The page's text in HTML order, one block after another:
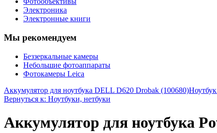
Электроника
Электронные книги
Мы рекомендуем
Беззеркальные камеры
Небольшие фотоаппараты
Фотокамеры Leica
Аккумулятор для ноутбука DELL D620 Drobak (100680)
Вернуться к: Ноутбуки, нетбуки
Аккумулятор для ноутбука